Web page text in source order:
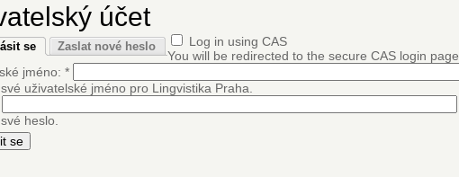
účet
se Zaslat nové heslo
Log in using CAS
You will be redirected to the secure CAS login page.
jméno: *
uživatelské jméno pro Lingvistika Praha.
heslo.